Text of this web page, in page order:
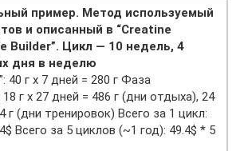
пример. Метод используемый
и описанный в “Creatine
Builder”. Цикл — 10 недель, 4
дня в неделю
40 г х 7 дней = 280 г Фаза
г х 27 дней = 486 г (дни отдыха), 24
г (дни тренировок) Всего за 1 цикл:
Всего за 5 циклов (~1 год): 49.4$ * 5